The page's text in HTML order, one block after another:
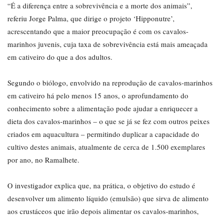
“É a diferença entre a sobrevivência e a morte dos animais”,
referiu Jorge Palma, que dirige o projeto ‘Hipponutre’,
acrescentando que a maior preocupação é com os cavalos-
marinhos juvenis, cuja taxa de sobrevivência está mais ameaçada
em cativeiro do que a dos adultos.
Segundo o biólogo, envolvido na reprodução de cavalos-marinhos
em cativeiro há pelo menos 15 anos, o aprofundamento do
conhecimento sobre a alimentação pode ajudar a enriquecer a
dieta dos cavalos-marinhos – o que se já se fez com outros peixes
criados em aquacultura – permitindo duplicar a capacidade do
cultivo destes animais, atualmente de cerca de 1.500 exemplares
por ano, no Ramalhete.
O investigador explica que, na prática, o objetivo do estudo é
desenvolver um alimento líquido (emulsão) que sirva de alimento
aos crustáceos que irão depois alimentar os cavalos-marinhos,